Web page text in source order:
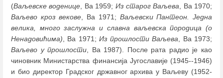
(Ваљевске воденице, Ва 1959; Из старог Ваљева, Ва 1970;
Ваљево кроз векове, Ва 1971; Ваљевски Пантеон. Једна
велика, много заслужна и славна ваљевска породица (о
Ненадовићима), Ва 1971; Из прошлости Ваљева, Ва 1973;
Ваљево у прошлости, Ва 1987). После рата радио је као
чиновник Министарства финансија Југославије (1945--1946)
и био директор Градског државног архива у Ваљеву (1952-